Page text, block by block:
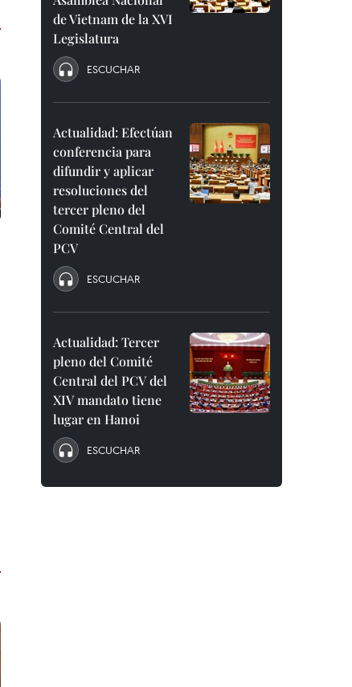
de Vietnam de la XVI
Legislatura
ESCUCHAR
Actualidad: Efectúan
conferencia para
difundir y aplicar
resoluciones del
tercer pleno del
Comité Central del
PCV
ESCUCHAR
Actualidad: Tercer
pleno del Comité
Central del PCV del
XIV mandato tiene
lugar en Hanoi
ESCUCHAR